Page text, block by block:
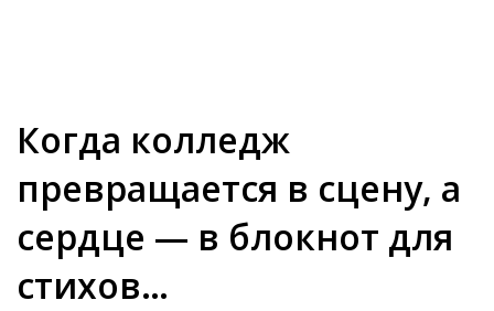
Когда колледж
превращается в сцену, а
сердце — в блокнот для
стихов…